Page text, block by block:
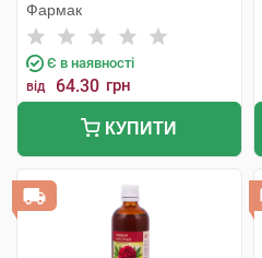
Фармак
Є в наявності
від 64.30 грн
КУПИТИ